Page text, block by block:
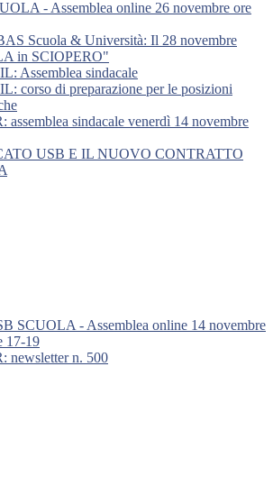
- Assemblea online 26 novembre ore
Scuola & Università: Il 28 novembre
in SCIOPERO"
Assemblea sindacale
corso di preparazione per le posizioni
assemblea sindacale venerdì 14 novembre
USB E IL NUOVO CONTRATTO
SCUOLA - Assemblea online 14 novembre
17-19
newsletter n. 500